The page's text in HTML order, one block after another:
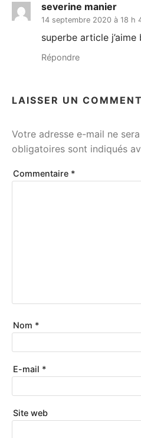
severine manier
14 septembre 2020 à 18 h
superbe article
Répondre
LAISSER UN
Votre adresse e-mail ne
obligatoires sont indiqués
Commentaire *
Nom *
E-mail *
Site web